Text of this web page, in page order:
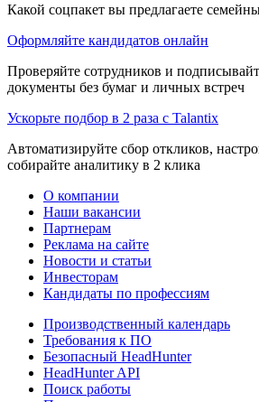
Какой соцпакет вы предлагаете
Оформляйте кандидатов онлайн
Проверяйте сотрудников и
документы без бумаг и личных встреч
Ускорьте подбор в 2 раза с Talantix
Автоматизируйте сбор откликов,
собирайте аналитику в 2 клика
О компании
Наши вакансии
Партнерам
Реклама на сайте
Новости и статьи
Инвесторам
Кандидаты по профессиям
Производственный календарь
Требования к ПО
Безопасный HeadHunter
HeadHunter API
Поиск работы